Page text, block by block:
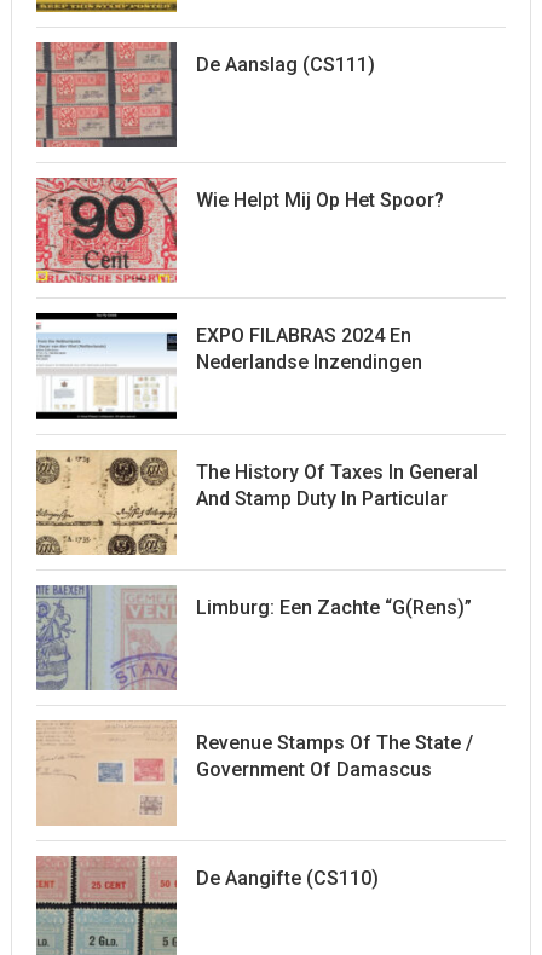
De Aanslag (CS111)
Wie Helpt Mij Op Het Spoor?
EXPO FILABRAS 2024 En
Nederlandse Inzendingen
The History Of Taxes In General
And Stamp Duty In Particular
Limburg: Een Zachte “G(rens)”
Revenue Stamps Of The State /
Government Of Damascus
De Aangifte (CS110)